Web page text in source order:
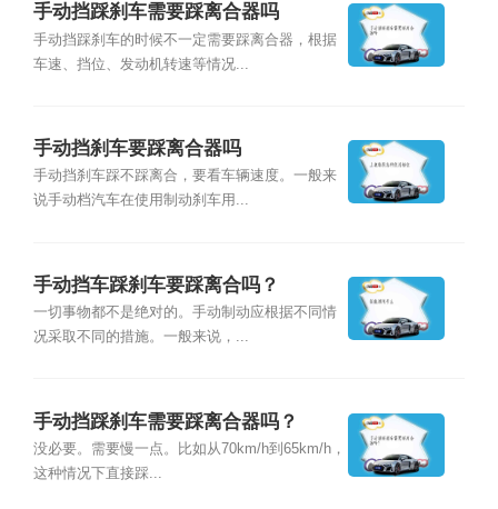
手动挡踩刹车需要踩离合器吗
手动挡踩刹车的时候不一定需要踩离合器，根据
车速、挡位、发动机转速等情况...
手动挡刹车要踩离合器吗
手动挡刹车踩不踩离合，要看车辆速度。一般来
说手动档汽车在使用制动刹车用...
手动挡车踩刹车要踩离合吗？
一切事物都不是绝对的。手动制动应根据不同情
况采取不同的措施。一般来说，...
手动挡踩刹车需要踩离合器吗？
没必要。需要慢一点。比如从70km/h到65km/h，
这种情况下直接踩...